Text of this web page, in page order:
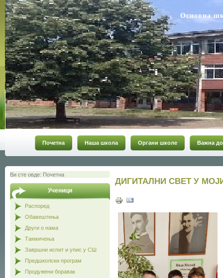
Основна
Почетна Наша школа Органи школе Важна
Ви сте овде: Почетна
Ученици
Распоред
Обавештења
Други о нама
Такмичења
Завршни испит и упис у СШ
Предшколски програм
Продужени боравак
ДИГИТАЛНИ СВЕТ У